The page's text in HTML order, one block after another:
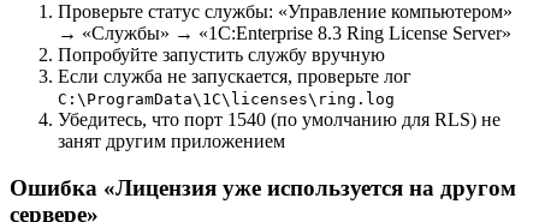
Проверьте статус службы: «Управление компьютером»
→ «Службы» → «1C:Enterprise 8.3 Ring License Server»
Попробуйте запустить службу вручную
Если служба не запускается, проверьте лог
C:\ProgramData\1C\licenses\ring.log
Убедитесь, что порт 1540 (по умолчанию для RLS) не
занят другим приложением
Ошибка «Лицензия уже используется на другом
сервере»